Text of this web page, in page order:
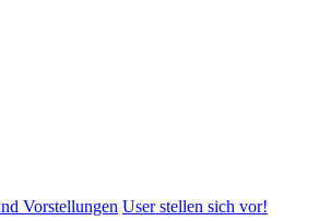
Vorstellungen User stellen sich vor!